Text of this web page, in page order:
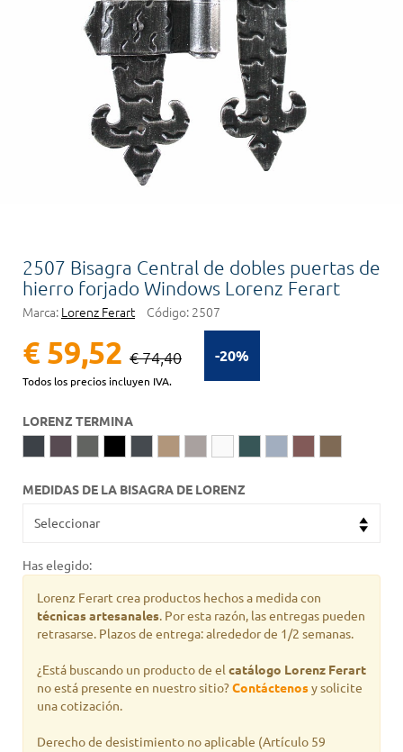
2507 Bisagra Central de dobles puertas de
hierro forjado Windows Lorenz Ferart
Marca: Lorenz Ferart Código: 2507
-20%
€ 59,52 € 74,40
Todos los precios incluyen IVA.
LORENZ TERMINA
MEDIDAS DE LA BISAGRA DE LORENZ
Has elegido:
Lorenz Ferart crea productos hechos a medida con
técnicas artesanales. Por esta razón, las entregas pueden
retrasarse. Plazos de entrega: alrededor de 1/2 semanas.
¿Está buscando un producto de el catálogo Lorenz Ferart
no está presente en nuestro sitio?Contáctenosy solicite
una cotización.
Derecho de desistimiento no aplicable (Artículo 59